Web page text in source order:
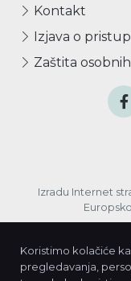
Kontakt
Izjava o
Zaštita
Izradu Internet
Koristimo kolačiće
pregledavanja,